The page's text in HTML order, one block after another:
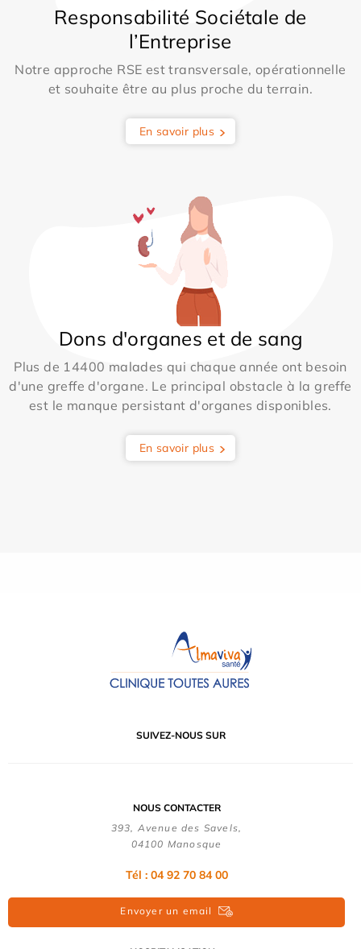
Responsabilité Sociétale de
l’Entreprise
Notre approche RSE est transversale, opérationnelle
et souhaite être au plus proche du terrain.
En savoir plus
Dons d'organes et de sang
Plus de 14400 malades qui chaque année ont besoin
d'une greffe d'organe. Le principal obstacle à la greffe
est le manque persistant d'organes disponibles.
En savoir plus
SUIVEZ-NOUS SUR
NOUS CONTACTER
393, Avenue des Savels,
04100 Manosque
Tél : 04 92 70 84 00
Envoyer un email